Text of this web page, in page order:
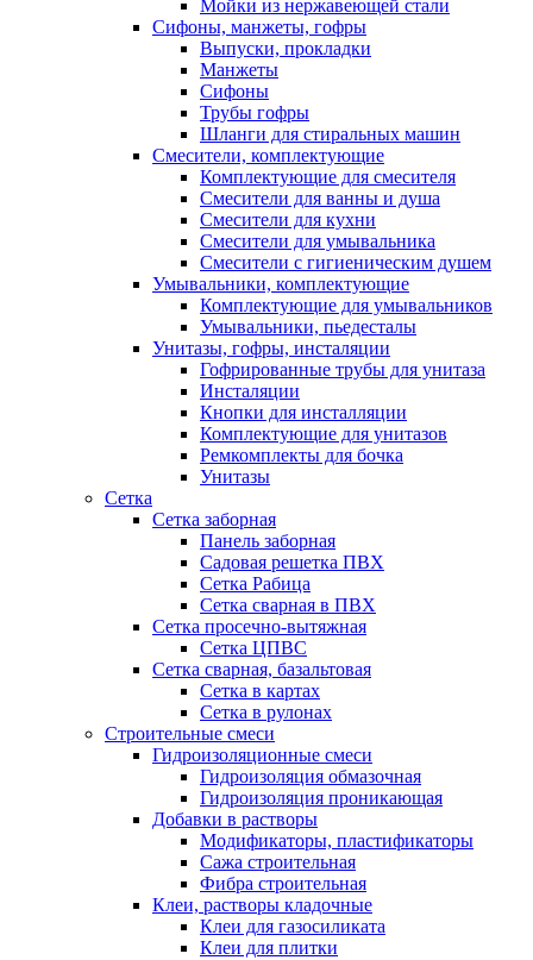
Мойки из нержавеющей стали
Сифоны, манжеты, гофры
Выпуски, прокладки
Манжеты
Сифоны
Трубы гофры
Шланги для стиральных машин
Смесители, комплектующие
Комплектующие для смесителя
Смесители для ванны и душа
Смесители для кухни
Смесители для умывальника
Смесители с гигиеническим душем
Умывальники, комплектующие
Комплектующие для умывальников
Умывальники, пьедесталы
Унитазы, гофры, инсталяции
Гофрированные трубы для унитаза
Инсталяции
Кнопки для инсталляции
Комплектующие для унитазов
Ремкомплекты для бочка
Унитазы
Сетка
Сетка заборная
Панель заборная
Садовая решетка ПВХ
Сетка Рабица
Сетка сварная в ПВХ
Сетка просечно-вытяжная
Сетка ЦПВС
Сетка сварная, базальтовая
Сетка в картах
Сетка в рулонах
Строительные смеси
Гидроизоляционные смеси
Гидроизоляция обмазочная
Гидроизоляция проникающая
Добавки в растворы
Модификаторы, пластификаторы
Сажа строительная
Фибра строительная
Клеи, растворы кладочные
Клеи для газосиликата
Клеи для плитки